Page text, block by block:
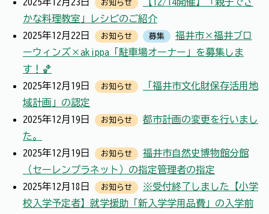
お知らせ
かな料理教室」レシピのご紹介
2025年12月22日
お知らせ 募集
福井市×福井ブロ
ーウィンズ×akippa「駐車場オーナー」を募集しま
す！🏀
2025年12月19日
お知らせ
「福井市文化財保存活用地
域計画」の認定
2025年12月19日
お知らせ
都市計画の変更を行いまし
た。
2025年12月19日
お知らせ
福井市自然史博物館分館
（セーレンプラネット）の指定管理者の指定
2025年12月18日
お知らせ
※受付終了しました【小学
校入学予定者】就学援助「新入学学用品費」の入学前